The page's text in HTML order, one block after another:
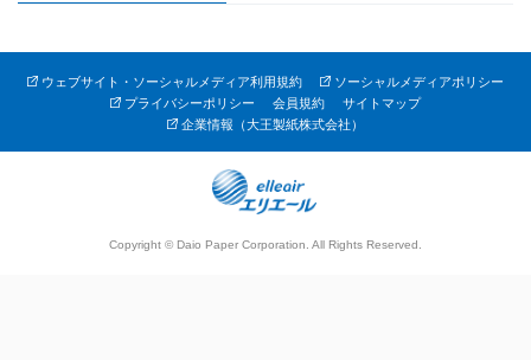
ウェブサイト・ソーシャルメディア利用規約
ソーシャルメディアポリシー
プライバシーポリシー
会員規約
サイトマップ
企業情報（大王製紙株式会社）
Copyright © Daio Paper Corporation. All Rights Reserved.